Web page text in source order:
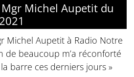
Mgr Michel Aupetit du
Michel Aupetit à Radio Notre
de beaucoup m’a réconforté
barre ces derniers jours »